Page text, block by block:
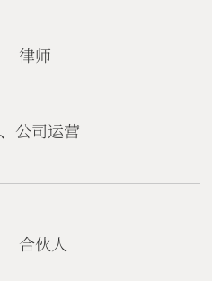
律师
公司运营
合伙人